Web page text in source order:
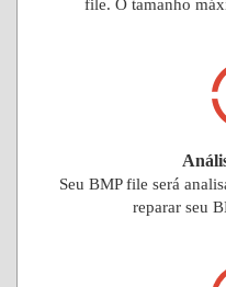
file. O tamanho
Seu BMP file será
reparar seu